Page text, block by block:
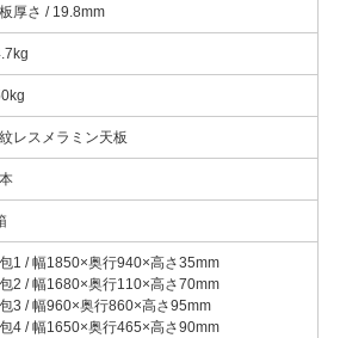
厚さ / 19.8mm
レスメラミン天板
1 / 幅1850×奥行940×高さ35mm
2 / 幅1680×奥行110×高さ70mm
3 / 幅960×奥行860×高さ95mm
4 / 幅1650×奥行465×高さ90mm